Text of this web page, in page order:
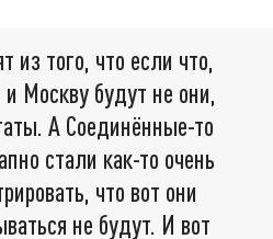
из того, что если что,
и Москву будут не они,
А Соединённые-то
стали как-то очень
что вот они
не будут. И вот